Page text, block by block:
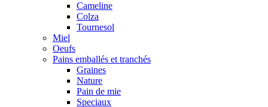
Cameline
Colza
Tournesol
Miel
Oeufs
Pains emballés et tranchés
Graines
Nature
Pain de mie
Speciaux